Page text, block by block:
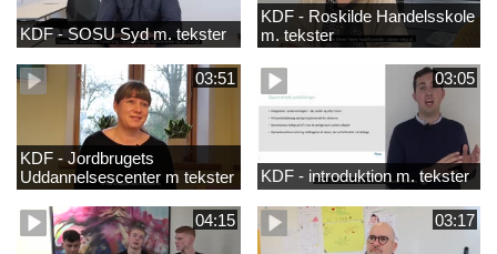
KDF - SOSU Syd m. tekster
KDF - Roskilde Handelsskole
m. tekster
03:51
KDF - Jordbrugets
Uddannelsescenter m tekster
03:05
KDF - introduktion m. tekster
04:15 03:17